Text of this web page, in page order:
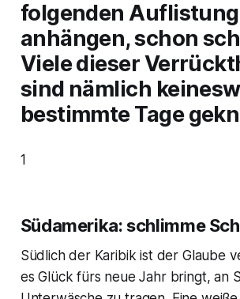
folgenden Auflistung
anhängen, schon
Viele dieser
sind nämlich
bestimmte Tage
1
Südamerika: schlimme
Südlich der Karibik ist der Glaube
es Glück fürs neue Jahr bringt, an